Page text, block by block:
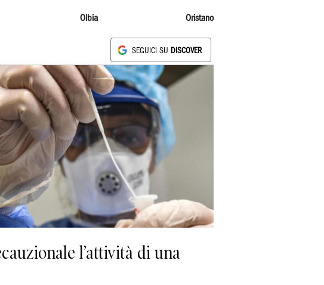
Olbia Oristano
SEGUICI SU DISCOVER
l’attività di una